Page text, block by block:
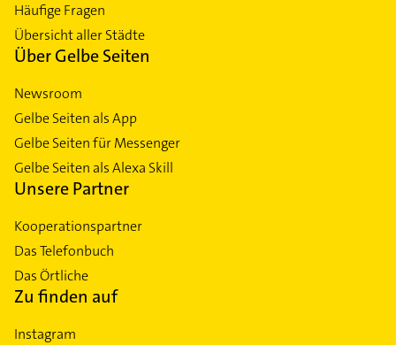
Häufige Fragen
Übersicht aller Städte
Über Gelbe Seiten
Newsroom
Gelbe Seiten als App
Gelbe Seiten für Messenger
Gelbe Seiten als Alexa Skill
Unsere Partner
Kooperationspartner
Das Telefonbuch
Das Örtliche
Zu finden auf
Instagram